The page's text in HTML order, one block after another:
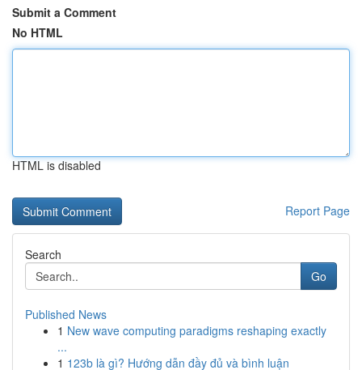
Submit a Comment
No HTML
HTML is disabled
Report Page
Search
Go
Published News
1 New wave computing paradigms reshaping exactly
...
1 123b là gì? Hướng dẫn đầy đủ và bình luận